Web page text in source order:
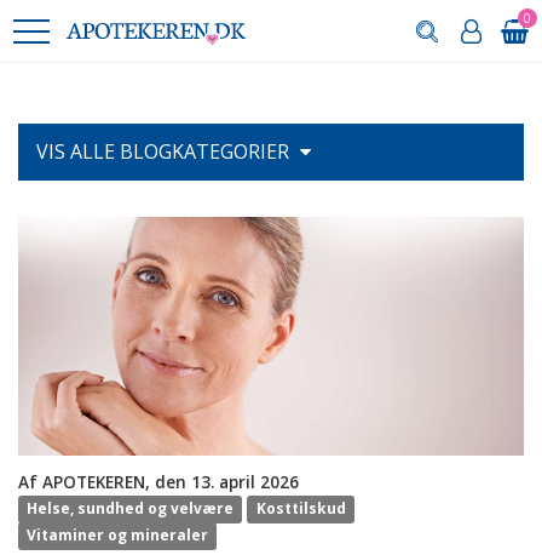
0
VIS ALLE BLOGKATEGORIER
Af APOTEKEREN, den 13. april 2026
Helse, sundhed og velvære
Kosttilskud
Vitaminer og mineraler